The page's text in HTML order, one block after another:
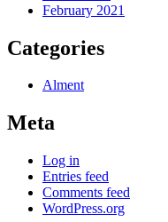
February 2021
Categories
Alment
Meta
Log in
Entries feed
Comments feed
WordPress.org